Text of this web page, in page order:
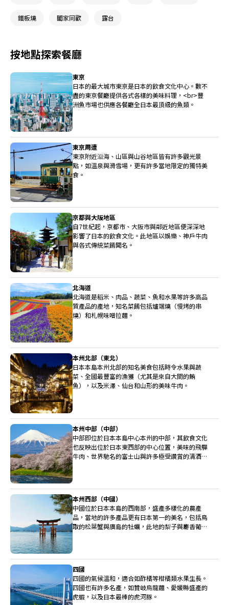
鐵板燒 闔家同歡 露台
按地點探索餐廳
東京
日本的最大城市東京是日本的飲食文化中心。數不
盡的東京餐廳提供各式各樣的美味料理，<br>豐
洲魚市場也供應各餐廳全日本最頂級的魚類。
東京周遭
東京附近沿海、山區與山谷地區皆有許多觀光景
點，如溫泉與滑雪場，更有許多當地限定的獨特美
食。
京都與大阪地區
自7世紀起，京都市、大阪市與鄰近地區便深深地
影響了日本的飲食文化。此地區以娛樂、神戶牛肉
與各式傳統菜餚聞名。
北海道
北海道是稻米、肉品、蔬菜、魚和水果等許多高品
質產品的產地，知名菜餚包括爐端燒（慢烤的串
燒）和札幌味噌拉麵。
本州北部（東北）
日本本島本州北部的知名美食包括時令水果與蔬
菜、全國最豐富的漁獲（尤其是來自大間的鮪
魚），以及米澤、仙台和山形的美味牛肉。
本州中部（中部）
中部即位於日本本島中心本州的中部，其飲食文化
也反映出位於日本東西部的中心位置，美味的飛驒
牛肉、世界馳名的富士山與許多極受讚賞的清酒釀
本州西部（中國）
中國位於日本本島的西南部，盛產多樣化的農產
品，當地的許多產品更有日本第一的美名，包括鳥
取的松葉蟹與廣島的牡蠣，此地的梨子與麝香葡萄
四國
四國的氣候溫和，適合如酢橘等柑橘類水果生長。
四國也有許多名產，如贊岐烏龍麵、愛媛縣盛產的
虎蝦，以及日本最棒的虎河豚。